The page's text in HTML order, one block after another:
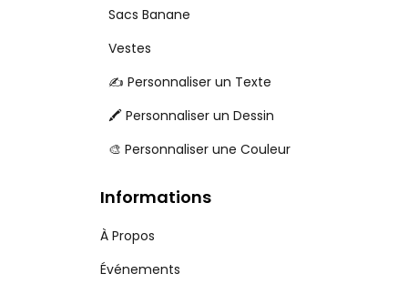
Sacs Banane
Vestes
✍️ Personnaliser un Texte
🖍️ Personnaliser un Dessin
🎨 Personnaliser une Couleur
Informations
À Propos
Événements